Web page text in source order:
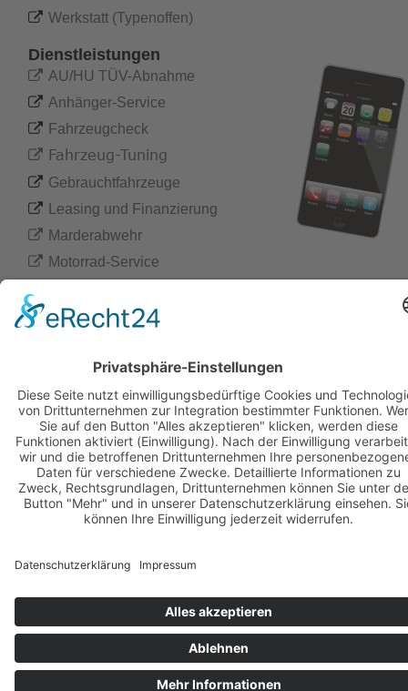
 Werkstatt (Typenoffen)
Dienstleistungen
 AU/HU TÜV-Abnahme
 Anhänger-Service
 Fahrzeugcheck
 Fahrzeug-Tuning
 Gebrauchtfahrzeuge
 Leasing und Finanzierung
 Marderabwehr
 Motorrad-Service
 Chip-Tuning
Wohnmobil-Service
 Zubehör